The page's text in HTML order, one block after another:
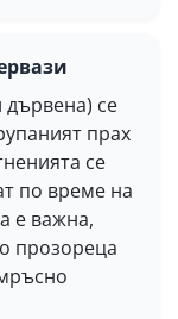
дървена) се
прах
се
по време на
е важна,
прозореца